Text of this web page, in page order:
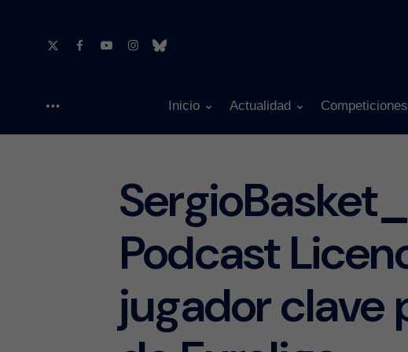
Inicio Actualidad Competiciones
Podcast
jugador clave